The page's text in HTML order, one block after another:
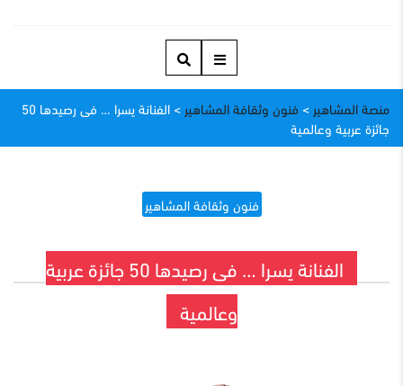
منصة المشاهير > فنون وثقافة المشاهير >
الفنانة يسرا … فى رصيدها 50
جائزة عربية وعالمية
فنون وثقافة المشاهير
الفنانة يسرا … فى رصيدها 50 جائزة عربية
وعالمية